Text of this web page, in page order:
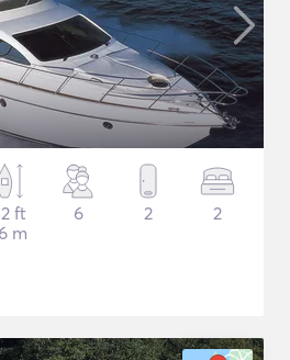
ft
m
6 2 2